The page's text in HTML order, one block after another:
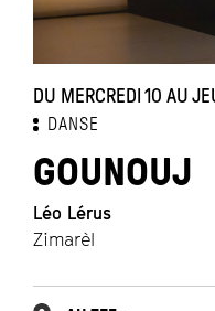
DU MERCREDI 10 AU
DANSE
GOUNOUJ
Léo Lérus
Zimarèl